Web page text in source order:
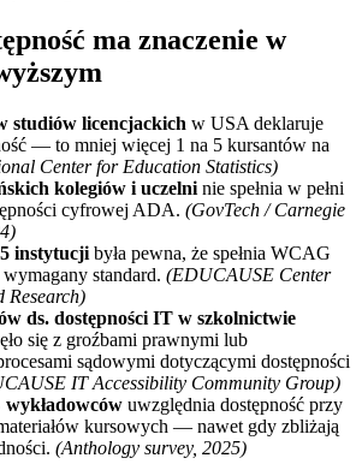
ma znaczenie w
studiów licencjackich w USA deklaruje
— to mniej więcej 1 na 5 kursantów na
Center for Education Statistics)
kolegiów i uczelni nie spełnia w pełni
cyfrowej ADA. (GovTech / Carnegie
instytucji była pewna, że spełnia WCAG
standard. (EDUCAUSE Center
Research)
ds. dostępności IT w szkolnictwie
się z groźbami prawnymi lub
sądowymi dotyczącymi dostępności
IT Accessibility Community Group)
uwzględnia dostępność przy
kursowych — nawet gdy zbliżają
(Anthology survey, 2025)